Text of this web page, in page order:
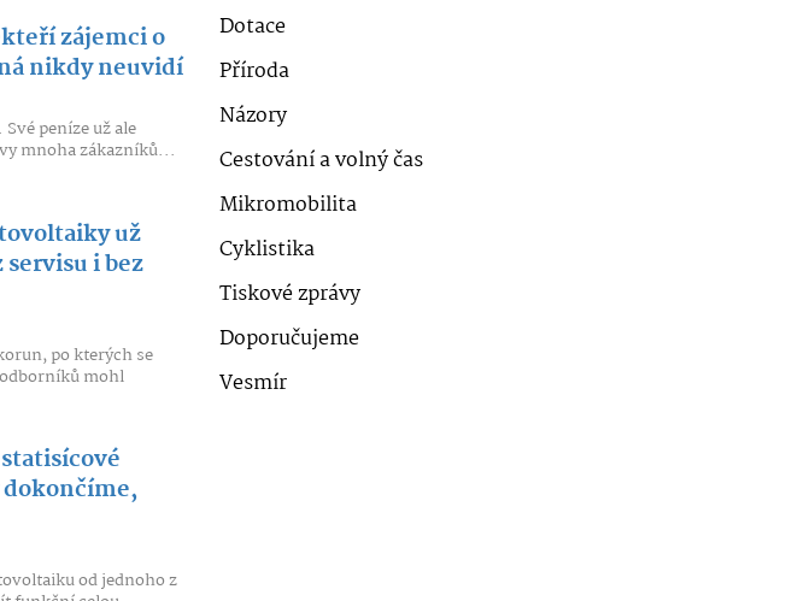
zájemci o
nikdy neuvidí
peníze už ale
mnoha zákazníků...
už
i bez
po kterých se
mohl
od jednoho z
Dotace
Příroda
Názory
Cestování a volný čas
Mikromobilita
Cyklistika
Tiskové zprávy
Doporučujeme
Vesmír